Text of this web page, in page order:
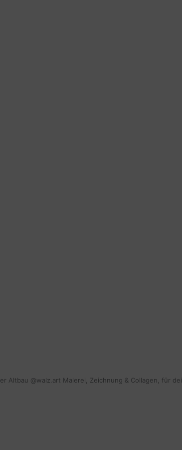
Altbau @walz.art Malerei, Zeichnung & Collagen, für